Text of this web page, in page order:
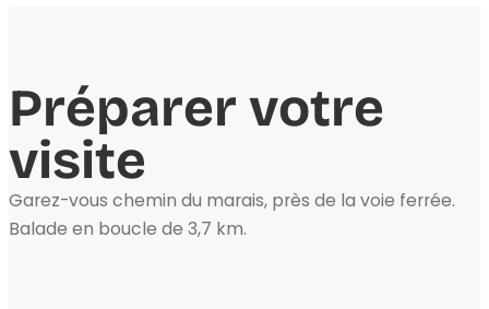
Préparer votre
visite
Garez-vous chemin du marais, près de la voie ferrée.
Balade en boucle de 3,7 km.